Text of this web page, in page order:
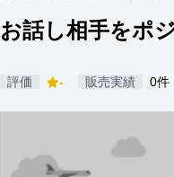
お話し相手をポ
評価 - 販売実績 0件